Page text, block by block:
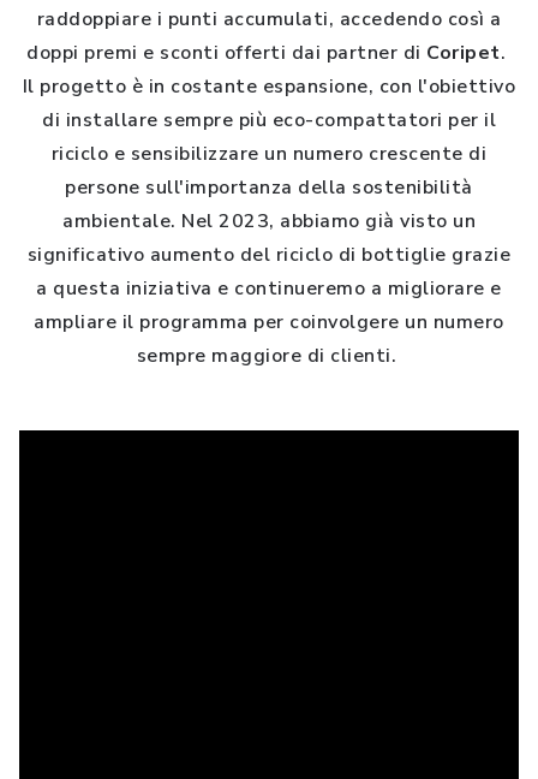
raddoppiare i punti accumulati, accedendo così a
doppi premi e sconti offerti dai partner di Coripet.
Il progetto è in costante espansione, con l'obiettivo
di installare sempre più eco-compattatori per il
riciclo e sensibilizzare un numero crescente di
persone sull'importanza della sostenibilità
ambientale. Nel 2023, abbiamo già visto un
significativo aumento del riciclo di bottiglie grazie
a questa iniziativa e continueremo a migliorare e
ampliare il programma per coinvolgere un numero
sempre maggiore di clienti.